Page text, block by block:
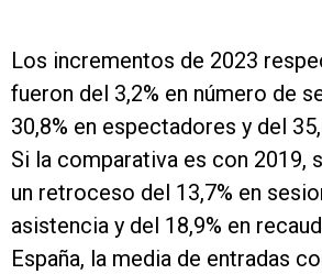
Los incrementos de 2023
fueron del 3,2% en número de
30,8% en espectadores y del
Si la comparativa es con 2019,
un retroceso del 13,7% en
asistencia y del 18,9% en
España, la media de entradas